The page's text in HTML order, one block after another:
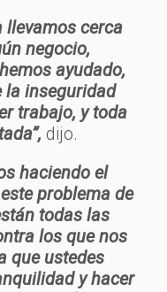
llevamos cerca
negocio,
ayudado,
la inseguridad
trabajo, y toda
dijo.
haciendo el
problema de
todas las
los que nos
que ustedes
y hacer